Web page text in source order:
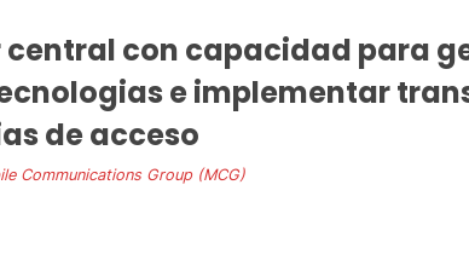
con capacidad para
e implementar
de acceso
Communications Group (MCG)